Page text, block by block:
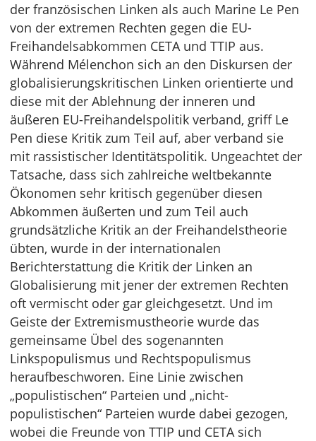
der französischen Linken als auch Marine Le Pen
von der extremen Rechten gegen die EU-
Freihandelsabkommen CETA und TTIP aus.
Während Mélenchon sich an den Diskursen der
globalisierungskritischen Linken orientierte und
diese mit der Ablehnung der inneren und
äußeren EU-Freihandelspolitik verband, griff Le
Pen diese Kritik zum Teil auf, aber verband sie
mit rassistischer Identitätspolitik. Ungeachtet der
Tatsache, dass sich zahlreiche weltbekannte
Ökonomen sehr kritisch gegenüber diesen
Abkommen äußerten und zum Teil auch
grundsätzliche Kritik an der Freihandelstheorie
übten, wurde in der internationalen
Berichterstattung die Kritik der Linken an
Globalisierung mit jener der extremen Rechten
oft vermischt oder gar gleichgesetzt. Und im
Geiste der Extremismustheorie wurde das
gemeinsame Übel des sogenannten
Linkspopulismus und Rechtspopulismus
heraufbeschworen. Eine Linie zwischen
„populistischen“ Parteien und „nicht-
populistischen“ Parteien wurde dabei gezogen,
wobei die Freunde von TTIP und CETA sich